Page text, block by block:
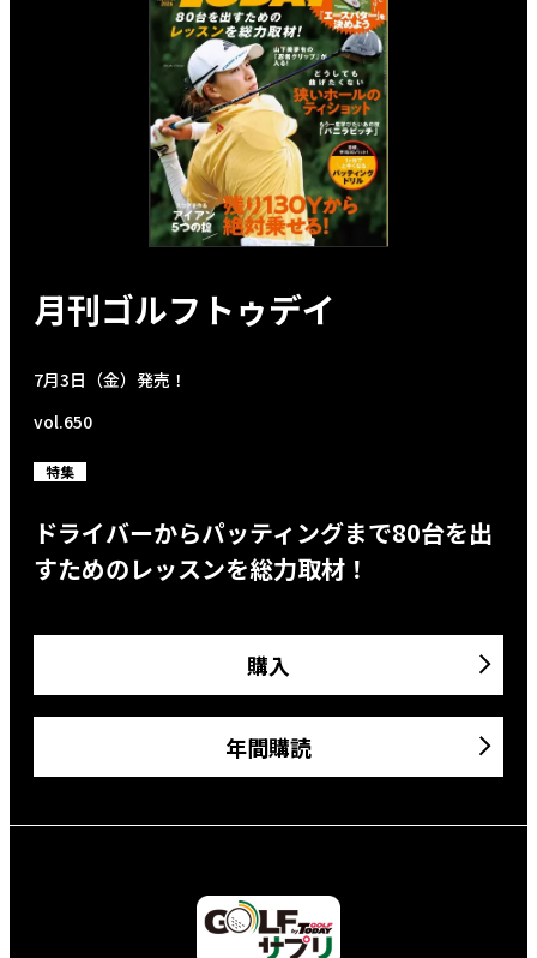
月刊ゴルフトゥデイ
7月3日（金）発売！
vol.650
特集
ドライバーからパッティングまで80台を出
すためのレッスンを総力取材！
購入
年間購読